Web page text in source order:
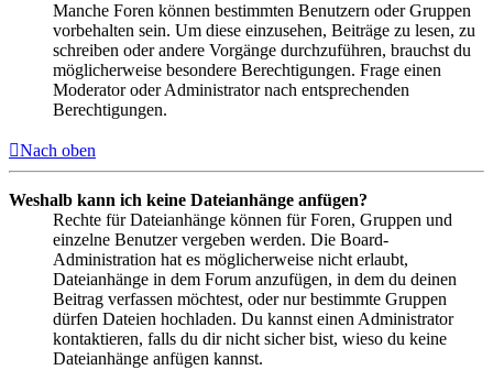
Manche Foren können bestimmten Benutzern oder Gruppen
vorbehalten sein. Um diese einzusehen, Beiträge zu lesen, zu
schreiben oder andere Vorgänge durchzuführen, brauchst du
möglicherweise besondere Berechtigungen. Frage einen
Moderator oder Administrator nach entsprechenden
Berechtigungen.
Nach oben
Weshalb kann ich keine Dateianhänge anfügen?
Rechte für Dateianhänge können für Foren, Gruppen und
einzelne Benutzer vergeben werden. Die Board-
Administration hat es möglicherweise nicht erlaubt,
Dateianhänge in dem Forum anzufügen, in dem du deinen
Beitrag verfassen möchtest, oder nur bestimmte Gruppen
dürfen Dateien hochladen. Du kannst einen Administrator
kontaktieren, falls du dir nicht sicher bist, wieso du keine
Dateianhänge anfügen kannst.